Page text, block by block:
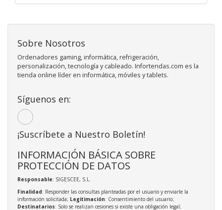
Sobre Nosotros
Ordenadores gaming, informática, refrigeración,
personalización, tecnología y cableado. Infortendas.com es la
tienda online líder en informática, móviles y tablets.
Síguenos en:
¡Suscríbete a Nuestro Boletín!
INFORMACIÓN BÁSICA SOBRE
PROTECCIÓN DE DATOS
Responsable: SIGESCEE, S.L.
Finalidad: Responder las consultas planteadas por el usuario y enviarle la
información solicitada; Legitimación: Consentimiento del usuario;
Destinatarios: Solo se realizan cesiones si existe una obligación legal;